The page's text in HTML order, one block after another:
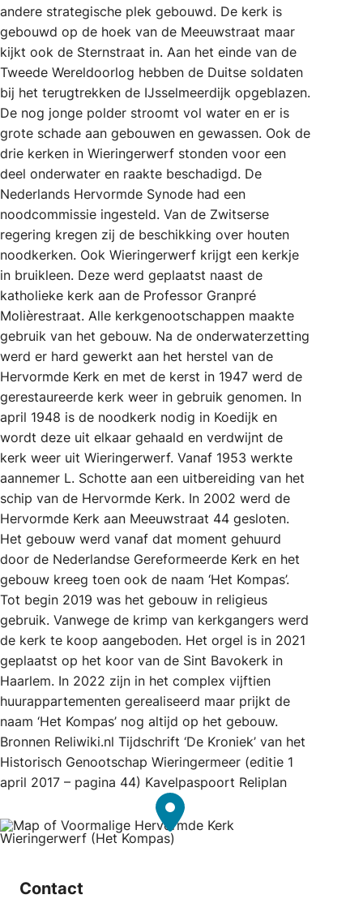
andere strategische plek gebouwd. De kerk is
gebouwd op de hoek van de Meeuwstraat maar
kijkt ook de Sternstraat in. Aan het einde van de
Tweede Wereldoorlog hebben de Duitse soldaten
bij het terugtrekken de IJsselmeerdijk opgeblazen.
De nog jonge polder stroomt vol water en er is
grote schade aan gebouwen en gewassen. Ook de
drie kerken in Wieringerwerf stonden voor een
deel onderwater en raakte beschadigd. De
Nederlands Hervormde Synode had een
noodcommissie ingesteld. Van de Zwitserse
regering kregen zij de beschikking over houten
noodkerken. Ook Wieringerwerf krijgt een kerkje
in bruikleen. Deze werd geplaatst naast de
katholieke kerk aan de Professor Granpré
Molièrestraat. Alle kerkgenootschappen maakte
gebruik van het gebouw. Na de onderwaterzetting
werd er hard gewerkt aan het herstel van de
Hervormde Kerk en met de kerst in 1947 werd de
gerestaureerde kerk weer in gebruik genomen. In
april 1948 is de noodkerk nodig in Koedijk en
wordt deze uit elkaar gehaald en verdwijnt de
kerk weer uit Wieringerwerf. Vanaf 1953 werkte
aannemer L. Schotte aan een uitbereiding van het
schip van de Hervormde Kerk. In 2002 werd de
Hervormde Kerk aan Meeuwstraat 44 gesloten.
Het gebouw werd vanaf dat moment gehuurd
door de Nederlandse Gereformeerde Kerk en het
gebouw kreeg toen ook de naam ‘Het Kompas’.
Tot begin 2019 was het gebouw in religieus
gebruik. Vanwege de krimp van kerkgangers werd
de kerk te koop aangeboden. Het orgel is in 2021
geplaatst op het koor van de Sint Bavokerk in
Haarlem. In 2022 zijn in het complex vijftien
huurappartementen gerealiseerd maar prijkt de
naam ‘Het Kompas’ nog altijd op het gebouw.
Bronnen Reliwiki.nl Tijdschrift ‘De Kroniek’ van het
Historisch Genootschap Wieringermeer (editie 1
april 2017 – pagina 44) Kavelpaspoort Reliplan
Contact